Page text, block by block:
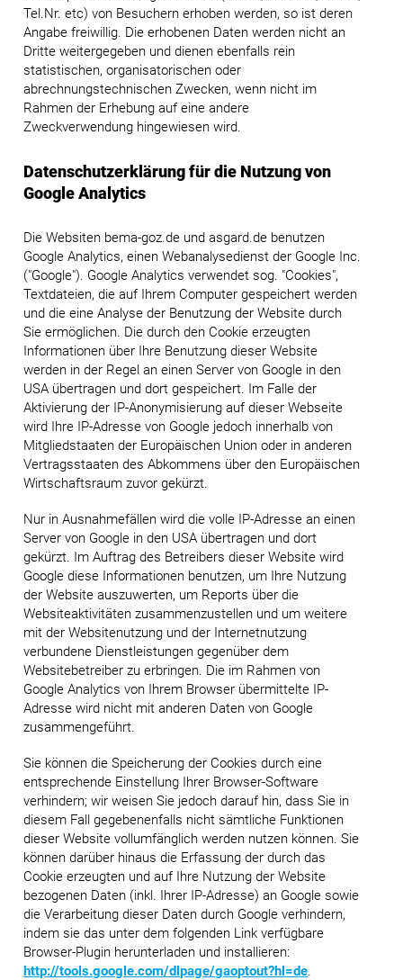
Tel.Nr. etc) von Besuchern erhoben werden, so ist deren
Angabe freiwillig. Die erhobenen Daten werden nicht an
Dritte weitergegeben und dienen ebenfalls rein
statistischen, organisatorischen oder
abrechnungstechnischen Zwecken, wenn nicht im
Rahmen der Erhebung auf eine andere
Zweckverwendung hingewiesen wird.
Datenschutzerklärung für die Nutzung von
Google Analytics
Die Websiten bema-goz.de und asgard.de benutzen
Google Analytics, einen Webanalysedienst der Google Inc.
("Google"). Google Analytics verwendet sog. "Cookies",
Textdateien, die auf Ihrem Computer gespeichert werden
und die eine Analyse der Benutzung der Website durch
Sie ermöglichen. Die durch den Cookie erzeugten
Informationen über Ihre Benutzung dieser Website
werden in der Regel an einen Server von Google in den
USA übertragen und dort gespeichert. Im Falle der
Aktivierung der IP-Anonymisierung auf dieser Webseite
wird Ihre IP-Adresse von Google jedoch innerhalb von
Mitgliedstaaten der Europäischen Union oder in anderen
Vertragsstaaten des Abkommens über den Europäischen
Wirtschaftsraum zuvor gekürzt.
Nur in Ausnahmefällen wird die volle IP-Adresse an einen
Server von Google in den USA übertragen und dort
gekürzt. Im Auftrag des Betreibers dieser Website wird
Google diese Informationen benutzen, um Ihre Nutzung
der Website auszuwerten, um Reports über die
Websiteaktivitäten zusammenzustellen und um weitere
mit der Websitenutzung und der Internetnutzung
verbundene Dienstleistungen gegenüber dem
Websitebetreiber zu erbringen. Die im Rahmen von
Google Analytics von Ihrem Browser übermittelte IP-
Adresse wird nicht mit anderen Daten von Google
zusammengeführt.
Sie können die Speicherung der Cookies durch eine
entsprechende Einstellung Ihrer Browser-Software
verhindern; wir weisen Sie jedoch darauf hin, dass Sie in
diesem Fall gegebenenfalls nicht sämtliche Funktionen
dieser Website vollumfänglich werden nutzen können. Sie
können darüber hinaus die Erfassung der durch das
Cookie erzeugten und auf Ihre Nutzung der Website
bezogenen Daten (inkl. Ihrer IP-Adresse) an Google sowie
die Verarbeitung dieser Daten durch Google verhindern,
indem sie das unter dem folgenden Link verfügbare
Browser-Plugin herunterladen und installieren:
http://tools.google.com/dlpage/gaoptout?hl=de.